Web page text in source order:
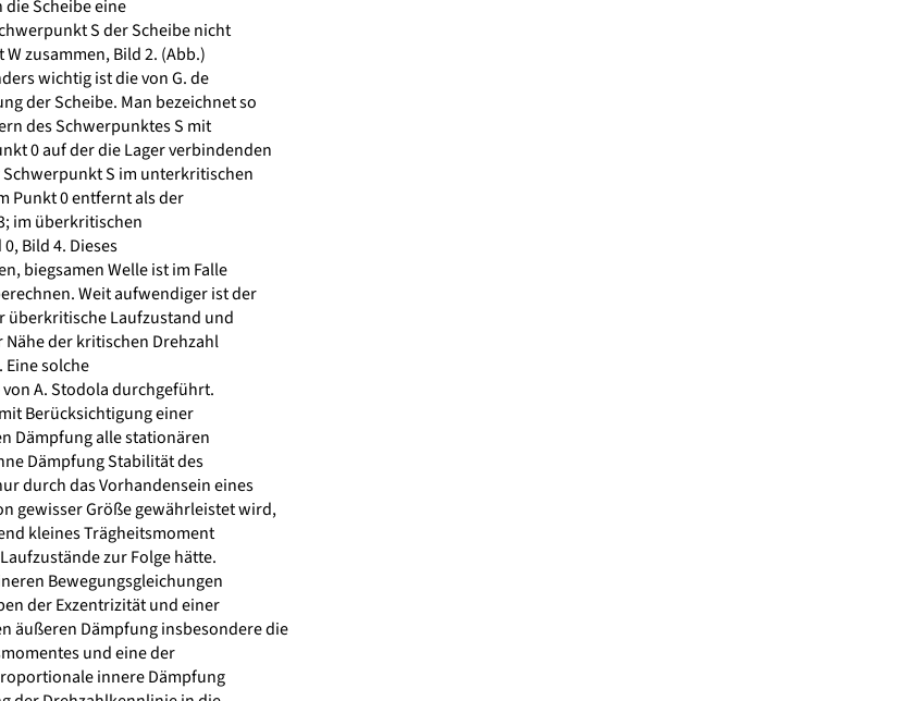
die Scheibe eine
S der Scheibe nicht
zusammen, Bild 2. (Abb.)
wichtig ist die von G. de
der Scheibe. Man bezeichnet so
des Schwerpunktes S mit
0 auf der die Lager verbindenden
S im unterkritischen
Punkt 0 entfernt als der
im überkritischen
Bild 4. Dieses
biegsamen Welle ist im Falle
Weit aufwendiger ist der
überkritische Laufzustand und
der kritischen Drehzahl
solche
A. Stodola durchgeführt.
Berücksichtigung einer
Dämpfung alle stationären
Dämpfung Stabilität des
durch das Vorhandensein eines
gewisser Größe gewährleistet wird,
kleines Trägheitsmoment
zur Folge hätte.
Bewegungsgleichungen
der Exzentrizität und einer
äußeren Dämpfung insbesondere die
und eine der
innere Dämpfung